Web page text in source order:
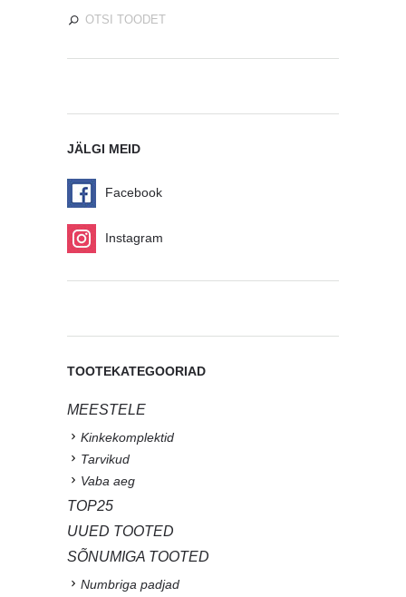
JÄLGI MEID
Facebook
Instagram
TOOTEKATEGOORIAD
MEESTELE
Kinkekomplektid
Tarvikud
Vaba aeg
TOP25
UUED TOOTED
SÕNUMIGA TOOTED
Numbriga padjad